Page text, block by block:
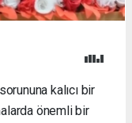
kalıcı bir
önemli bir